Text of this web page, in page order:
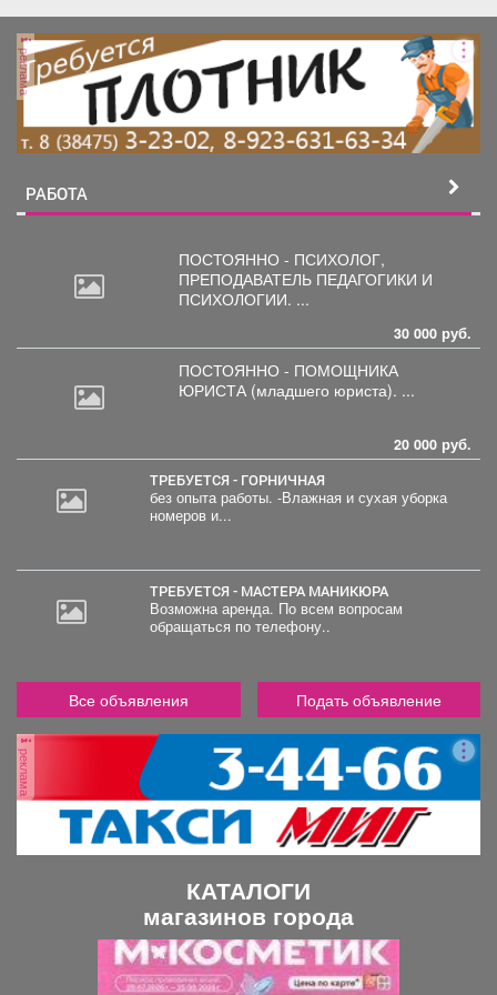
реклама
РАБОТА
ПОСТОЯННО - ПСИХОЛОГ,
ПРЕПОДАВАТЕЛЬ ПЕДАГОГИКИ И
ПСИХОЛОГИИ. ...
30 000 руб.
ПОСТОЯННО - ПОМОЩНИКА
ЮРИСТА
(младшего юриста). ...
20 000 руб.
ТРЕБУЕТСЯ - ГОРНИЧНАЯ
без опыта работы. -Влажная и сухая уборка
номеров и...
ТРЕБУЕТСЯ - МАСТЕРА МАНИКЮРА
Возможна аренда. По всем вопросам
обращаться по телефону..
Все объявления Подать объявление
реклама
КАТАЛОГИ
магазинов города